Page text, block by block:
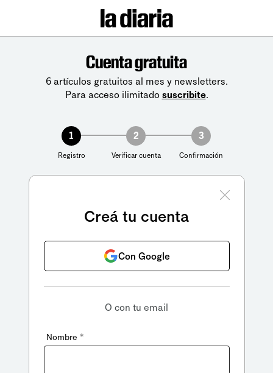
Cuenta gratuita
6 artículos gratuitos al mes y newsletters.
Para acceso ilimitado suscribite.
1
Registro
2
Verificar cuenta
3
Confirmación
Creá tu cuenta
Con Google
O con tu email
Nombre *